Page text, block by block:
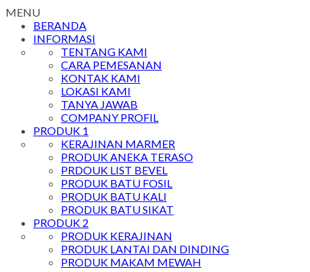
MENU
BERANDA
INFORMASI
TENTANG KAMI
CARA PEMESANAN
KONTAK KAMI
LOKASI KAMI
TANYA JAWAB
COMPANY PROFIL
PRODUK 1
KERAJINAN MARMER
PRODUK ANEKA TERASO
PRDOUK LIST BEVEL
PRODUK BATU FOSIL
PRODUK BATU KALI
PRODUK BATU SIKAT
PRODUK 2
PRODUK KERAJINAN
PRODUK LANTAI DAN DINDING
PRODUK MAKAM MEWAH